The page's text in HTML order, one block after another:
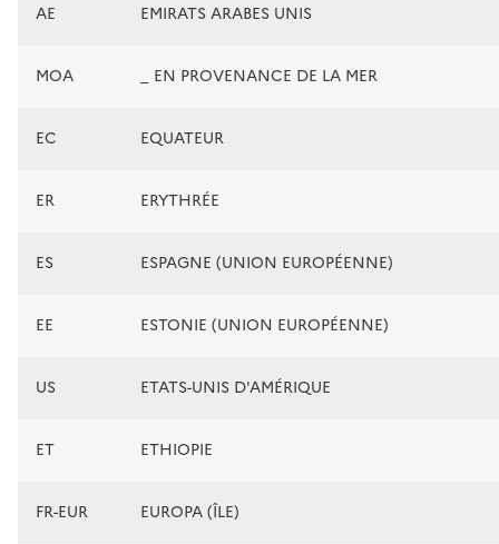
AE EMIRATS ARABES UNIS
MOA _ EN PROVENANCE DE LA MER
EC EQUATEUR
ER ERYTHRÉE
ES ESPAGNE (UNION EUROPÉENNE)
EE ESTONIE (UNION EUROPÉENNE)
US ETATS-UNIS D'AMÉRIQUE
ET ETHIOPIE
FR-EUR EUROPA (ÎLE)